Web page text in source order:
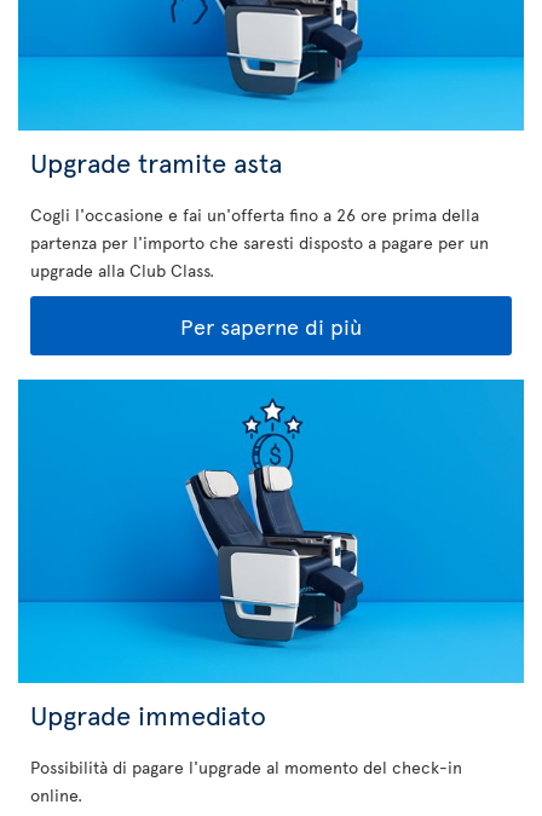
Upgrade tramite asta
Cogli l'occasione e fai un'offerta fino a 26 ore prima della
partenza per l'importo che saresti disposto a pagare per un
upgrade alla Club Class.
Per saperne di più
Upgrade immediato
Possibilità di pagare l'upgrade al momento del check-in
online.